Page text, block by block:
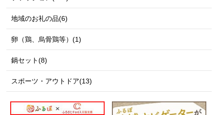
地域のお礼の品(6)
卵（鶏、烏骨鶏等）(1)
鍋セット(8)
スポーツ・アウトドア(13)